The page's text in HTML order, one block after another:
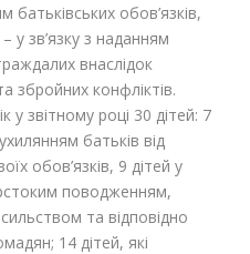
батьківських обов’язків,
у зв’язку з наданням
внаслідок
збройних конфліктів.
у звітному році 30 дітей: 7
батьків від
обов’язків, 9 дітей у
поводженням,
та відповідно
14 дітей, які